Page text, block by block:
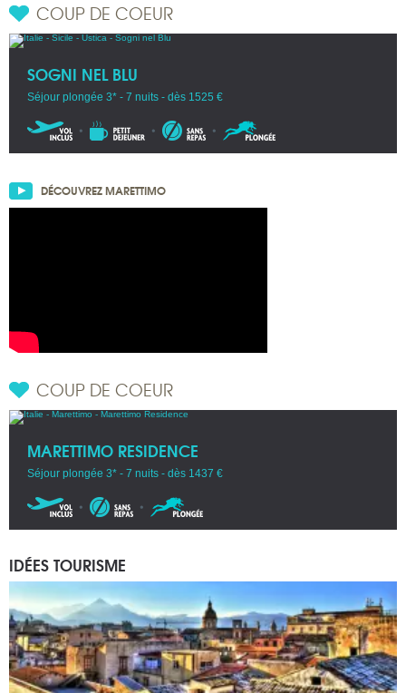
COUP DE COEUR
SOGNI NEL BLU
Séjour plongée 3* - 7 nuits - dès 1525 €
DÉCOUVREZ MARETTIMO
COUP DE COEUR
MARETTIMO RESIDENCE
Séjour plongée 3* - 7 nuits - dès 1437 €
IDÉES TOURISME